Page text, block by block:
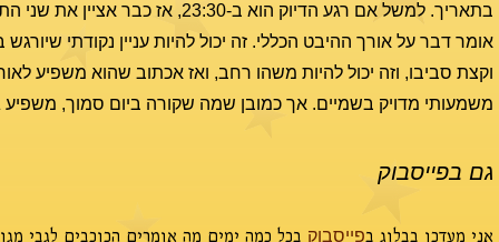
בתאריך. למשל אם רגע הדיוק הוא ב-23:30, אז
אומר דבר על אורך ההיבט הכללי. זה יכול להיות עניין נקודתי
וקצת סביבו, וזה יכול להיות משהו רחב, ואז אכתוב שהוא משפיע
משמעותי מדויק בשמיים. אך כמובן שמה שקורה ביום סמוך, משפיע
גם בפייסבוק
אני מעדכן בבלוג בפייסבוק בכל כמה ימים מה אומרים הכוכבים לגבי